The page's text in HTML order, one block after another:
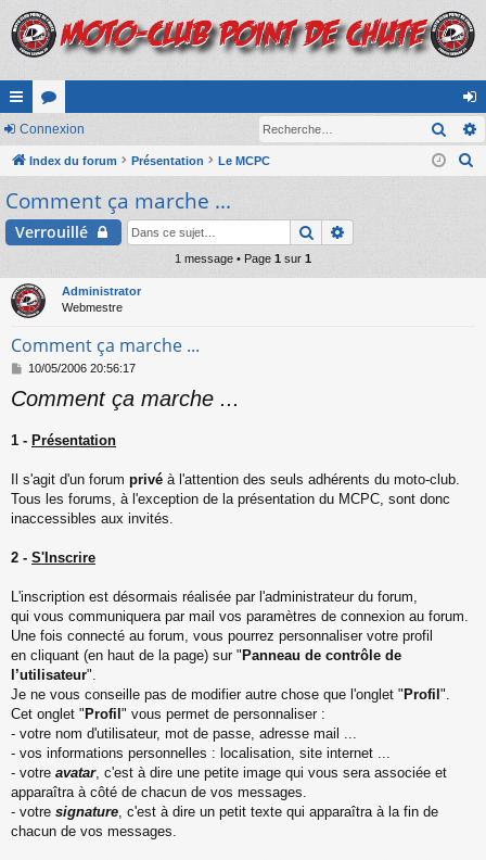
cc
ès
ra
pi
or
u
s
on
ne
Connexion
Index du forum Présentation Le MCPC
r
Comment ça marche ...
Verrouillé Rechercher
1 message • Page 1 sur 1
Administrator
Webmestre
Comment ça marche ...
M
s
10/05/2006 20:56:17
Comment ça marche ...
1 - Présentation
Il s'agit d'un forum privé à l'attention des seuls adhérents du moto-club.
Tous les forums, à l'exception de la présentation du MCPC, sont donc
inaccessibles aux invités.
2 - S'Inscrire
L'inscription est désormais réalisée par l'administrateur du forum,
qui vous communiquera par mail vos paramètres de connexion au forum.
Une fois connecté au forum, vous pourrez personnaliser votre profil
en cliquant (en haut de la page) sur "Panneau de contrôle de
l’utilisateur".
Je ne vous conseille pas de modifier autre chose que l'onglet "Profil".
Cet onglet "Profil" vous permet de personnaliser :
- votre nom d'utilisateur, mot de passe, adresse mail ...
- vos informations personnelles : localisation, site internet ...
- votre avatar, c'est à dire une petite image qui vous sera associée et
apparaîtra à côté de chacun de vos messages.
- votre signature , c'est à dire un petit texte qui apparaîtra à la fin de
chacun de vos messages.